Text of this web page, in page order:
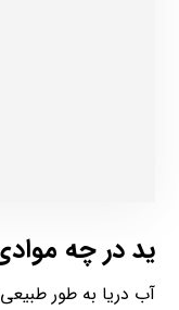
ید در چه
آب دریا به طور